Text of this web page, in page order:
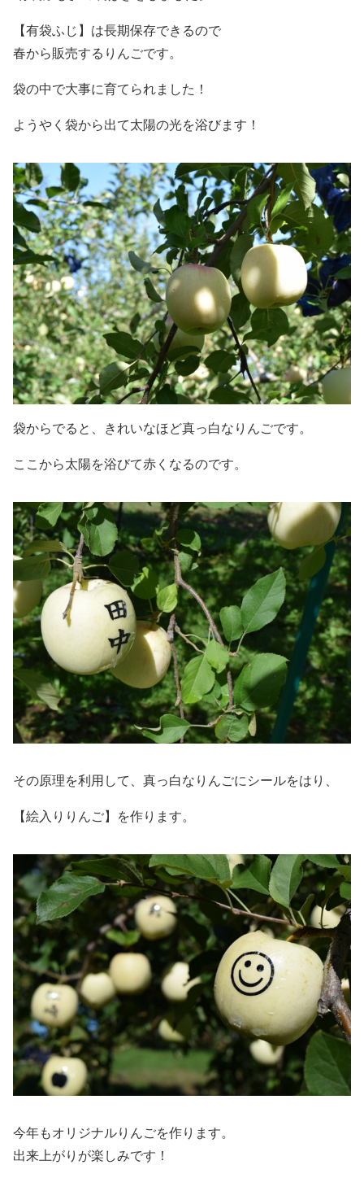
【有袋ふじ】は長期保存できるので
春から販売するりんごです。
袋の中で大事に育てられました！
ようやく袋から出て太陽の光を浴びます！
袋からでると、きれいなほど真っ白なりんごです。
ここから太陽を浴びて赤くなるのです。
その原理を利用して、真っ白なりんごにシールをはり、
【絵入りりんご】を作ります。
今年もオリジナルりんごを作ります。
出来上がりが楽しみです！